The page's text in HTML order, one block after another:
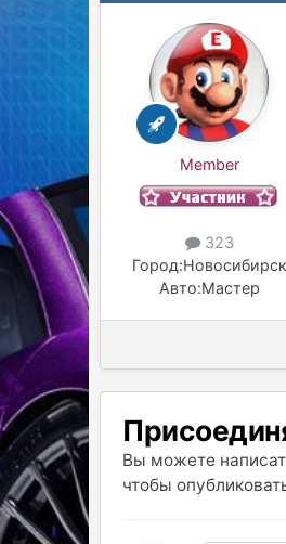
Member
323
Город:Новосибирск
Авто:Мастер
Вы можете
чтобы